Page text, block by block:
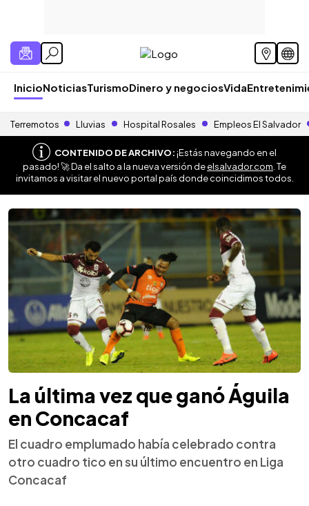
InicioNoticiasTurismoDinero y negociosVida
Terremotos Lluvias Hospital Rosales Empleos El Salvador
CONTENIDO DE ARCHIVO:¡Estás navegando en el
pasado! 🚀 Da el salto a la nueva versión deelsalvador.com . Te
invitamos a visitar el nuevo portal país donde coincidimos todos.
La última vez que ganó Águila
en Concacaf
El cuadro emplumado había celebrado contra
otro cuadro tico en su último encuentro en Liga
Concacaf